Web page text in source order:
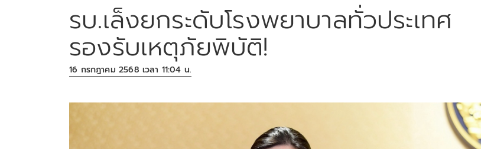
รบ.เล็งยกระดับโรงพยาบาลทั่วประเทศ
รองรับเหตุภัยพิบัติ!
16 กรกฎาคม 2568 เวลา 11:04 น.